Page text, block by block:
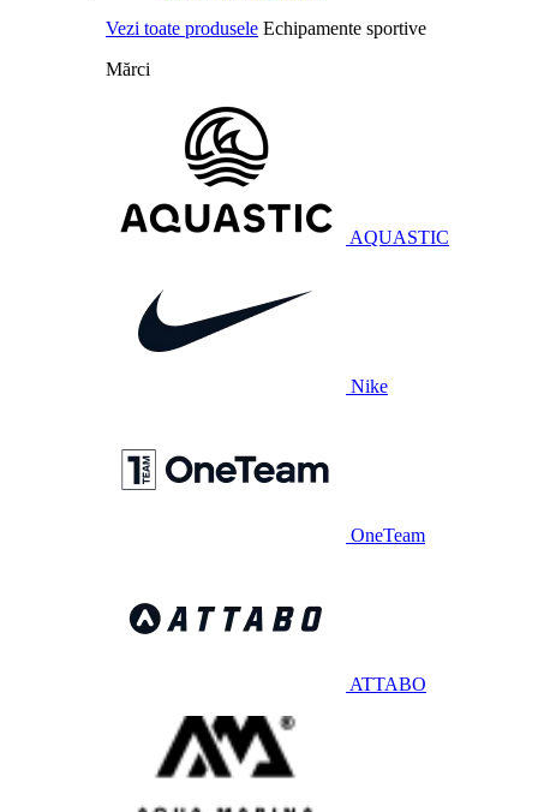
Vezi toate produsele Echipamente sportive
Mărci
AQUASTIC
Nike
OneTeam
ATTABO